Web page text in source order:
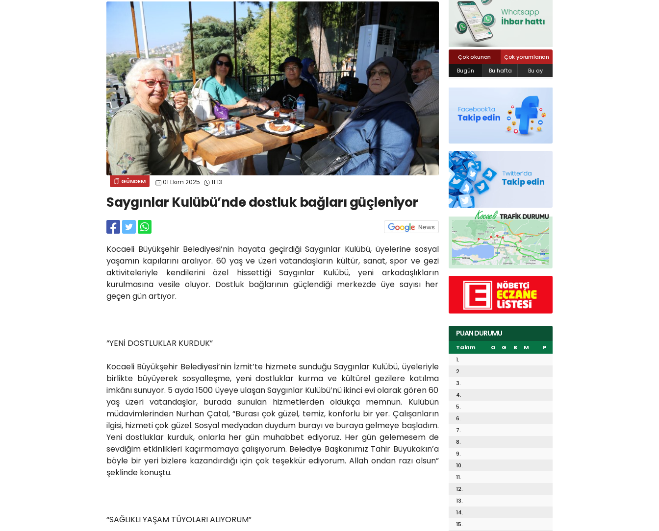
GÜNDEM 01 Ekim 2025 11:13
Saygınlar Kulübü’nde dostluk bağları güçleniyor
Kocaeli Büyükşehir Belediyesi’nin hayata geçirdiği Saygınlar Kulübü, üyelerine sosyal
yaşamın kapılarını aralıyor. 60 yaş ve üzeri vatandaşların kültür, sanat, spor ve gezi
aktiviteleriyle kendilerini özel hissettiği Saygınlar Kulübü, yeni arkadaşlıkların
kurulmasına vesile oluyor. Dostluk bağlarının güçlendiği merkezde üye sayısı her
geçen gün artıyor.
“YENİ DOSTLUKLAR KURDUK”
Kocaeli Büyükşehir Belediyesi’nin İzmit’te hizmete sunduğu Saygınlar Kulübü, üyeleriyle
birlikte büyüyerek sosyalleşme, yeni dostluklar kurma ve kültürel gezilere katılma
imkânı sunuyor. 5 ayda 1500 üyeye ulaşan Saygınlar Kulübü’nü ikinci evi olarak gören 60
yaş üzeri vatandaşlar, burada sunulan hizmetlerden oldukça memnun. Kulübün
müdavimlerinden Nurhan Çatal, “Burası çok güzel, temiz, konforlu bir yer. Çalışanların
ilgisi, hizmeti çok güzel. Sosyal medyadan duydum burayı ve buraya gelmeye başladım.
Yeni dostluklar kurduk, onlarla her gün muhabbet ediyoruz. Her gün gelemesem de
sevdiğim etkinlikleri kaçırmamaya çalışıyorum. Belediye Başkanımız Tahir Büyükakın’a
böyle bir yeri bizlere kazandırdığı için çok teşekkür ediyorum. Allah ondan razı olsun”
şeklinde konuştu.
“SAĞLIKLI YAŞAM TÜYOLARI ALIYORUM”
Çok okunan
Çok yorumlanan
Bugün
Bu hafta Bu ay
PUAN DURUMU
Takım O G B M
P
1.
2.
3.
4.
5.
6.
7.
8.
9.
10.
11.
12.
13.
14.
15.
Yahya Kaptan Mahallesi Akkavaklar
kocaelisokak@gmail.com